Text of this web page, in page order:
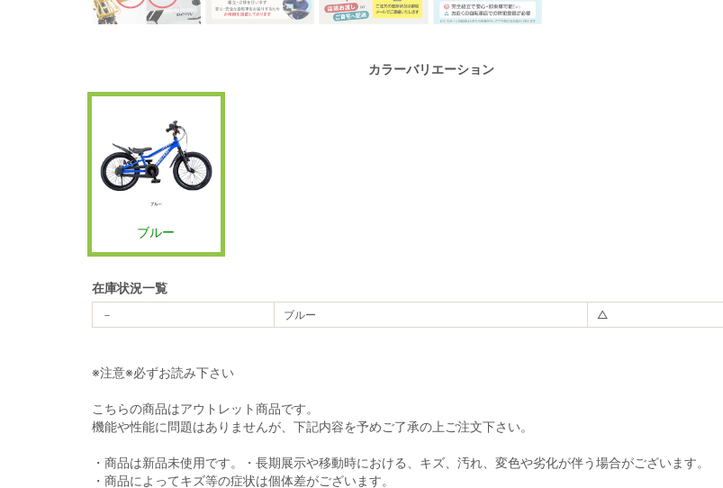
カラーバリエーション
ブルー
在庫状況一覧
－ ブルー △
※注意※必ずお読み下さい
こちらの商品はアウトレット商品です。
機能や性能に問題はありませんが、下記内容を予めご了承の上ご注文下さい。
・商品は新品未使用です。・長期展示や移動時における、キズ、汚れ、変色や劣化が伴う場合がございます。
・商品によってキズ等の症状は個体差がございます。